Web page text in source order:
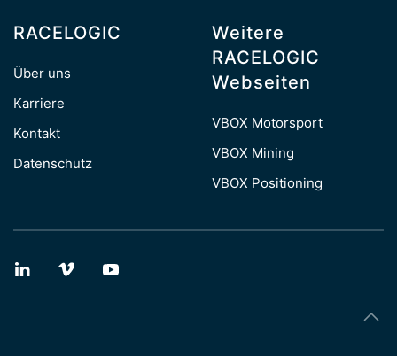
RACELOGIC
Über uns
Karriere
Kontakt
Datenschutz
Weitere
RACELOGIC
Webseiten
VBOX Motorsport
VBOX Mining
VBOX Positioning